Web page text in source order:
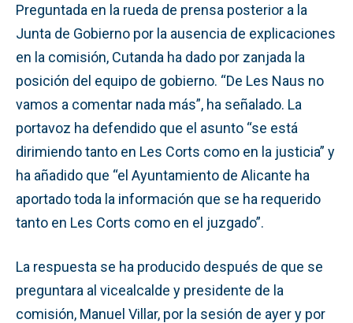
Preguntada en la rueda de prensa posterior a la
Junta de Gobierno por la ausencia de explicaciones
en la comisión, Cutanda ha dado por zanjada la
posición del equipo de gobierno. “De Les Naus no
vamos a comentar nada más”, ha señalado. La
portavoz ha defendido que el asunto “se está
dirimiendo tanto en Les Corts como en la justicia” y
ha añadido que “el Ayuntamiento de Alicante ha
aportado toda la información que se ha requerido
tanto en Les Corts como en el juzgado”.
La respuesta se ha producido después de que se
preguntara al vicealcalde y presidente de la
comisión, Manuel Villar, por la sesión de ayer y por